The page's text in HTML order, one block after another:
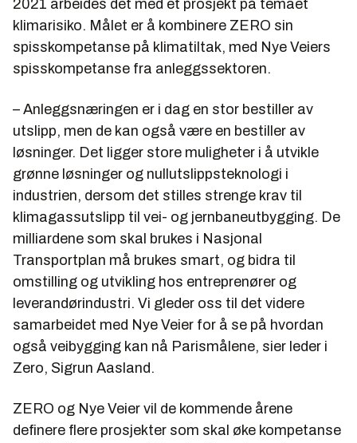
2021 arbeides det med et prosjekt på temaet
klimarisiko. Målet er å kombinere ZERO sin
spisskompetanse på klimatiltak, med Nye Veiers
spisskompetanse fra anleggssektoren.
– Anleggsnæringen er i dag en stor bestiller av
utslipp, men de kan også være en bestiller av
løsninger. Det ligger store muligheter i å utvikle
grønne løsninger og nullutslippsteknologi i
industrien, dersom det stilles strenge krav til
klimagassutslipp til vei- og jernbaneutbygging. De
milliardene som skal brukes i Nasjonal
Transportplan må brukes smart, og bidra til
omstilling og utvikling hos entreprenører og
leverandørindustri. Vi gleder oss til det videre
samarbeidet med Nye Veier for å se på hvordan
også veibygging kan nå Parismålene, sier leder i
Zero, Sigrun Aasland.
ZERO og Nye Veier vil de kommende årene
definere flere prosjekter som skal øke kompetanse